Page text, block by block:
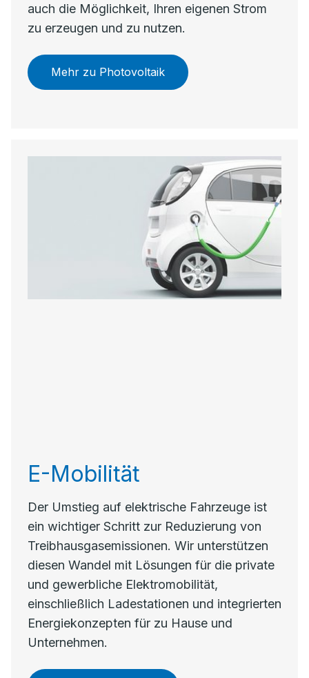
auch die Möglichkeit, Ihren eigenen Strom
zu erzeugen und zu nutzen.
Mehr zu Photovoltaik
E-Mobilität
Der Umstieg auf elektrische Fahrzeuge ist
ein wichtiger Schritt zur Reduzierung von
Treibhausgasemissionen. Wir unterstützen
diesen Wandel mit Lösungen für die private
und gewerbliche Elektromobilität,
einschließlich Ladestationen und integrierten
Energiekonzepten für zu Hause und
Unternehmen.